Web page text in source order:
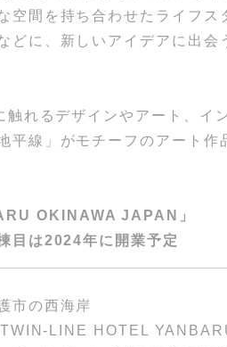
空間を持ち合わせたライフス
どに、新しいアイデアに出会
触れるデザインやアート、イ
平線」がモチーフのアート作
OKINAWA JAPAN」
目は2024年に開業予定
市の西海岸
LINE HOTEL